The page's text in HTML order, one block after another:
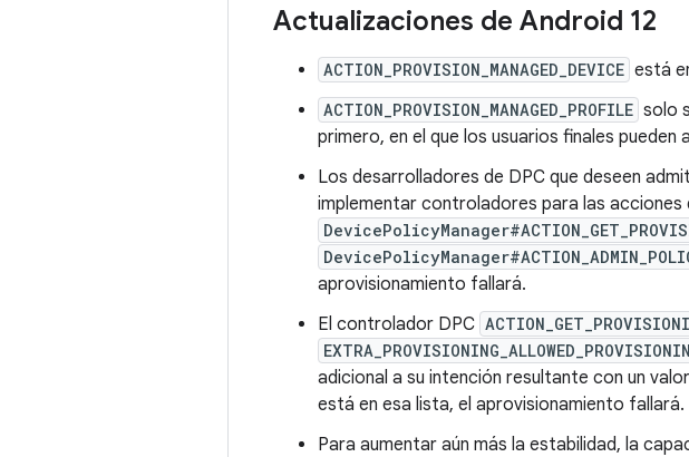
Actualizaciones de Android 12
ACTION_PROVISION_MANAGED_DEVICE está
ACTION_PROVISION_MANAGED_PROFILE solo
primero, en el que los usuarios finales
Los desarrolladores de DPC que deseen
implementar controladores para las acciones
aprovisionamiento fallará.
El controlador DPC
adicional a su intención resultante con un
está en esa lista, el aprovisionamiento fallará.
Para aumentar aún más la estabilidad, la